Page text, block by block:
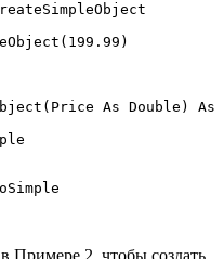
As Double) As